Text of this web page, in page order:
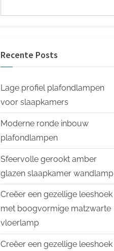
Recente Posts
Lage profiel plafondlampen
voor slaapkamers
Moderne ronde inbouw
plafondlampen
Sfeervolle gerookt amber
glazen slaapkamer wandlamp
Creëer een gezellige leeshoek
met boogvormige matzwarte
vloerlamp
Creëer een gezellige leeshoek